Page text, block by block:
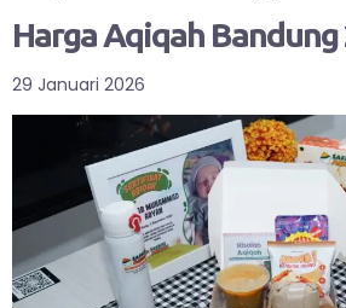
Harga Aqiqah
29 Januari 2026